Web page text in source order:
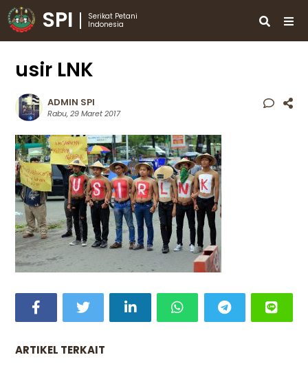
SPI
Serikat Petani
Indonesia
usir LNK
ADMIN SPI
Rabu, 29 Maret 2017
ARTIKEL TERKAIT